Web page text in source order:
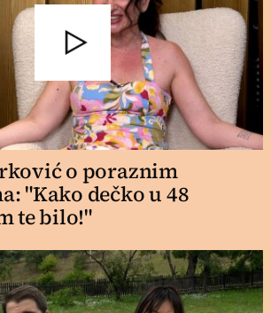
o poraznim
"Kako dečko u 48
te bilo!"